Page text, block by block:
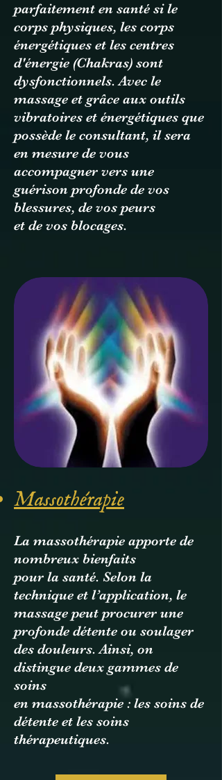
parfaitement en santé si le
corps physiques, les corps
énergétiques et les centres
d'énergie (Chakras) sont
dysfonctionnels. Avec le
massage et grâce aux outils
vibratoires et énergétiques que
possède le consultant, il sera
en mesure de vous
accompagner vers une
guérison profonde de vos
blessures, de vos peurs
et de vos blocages.
Massothérapie
La massothérapie apporte de
nombreux bienfaits
pour la santé. Selon la
technique et l’application, le
massage peut procurer une
profonde détente ou soulager
des douleurs. Ainsi, on
distingue deux gammes de
soins
en massothérapie : les soins de
détente et les soins
thérapeutiques.